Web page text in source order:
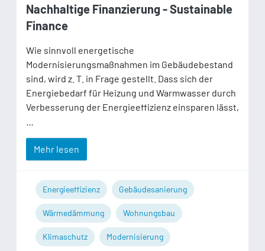
Nachhaltige Finanzierung - Sustainable
Finance
Wie sinnvoll energetische
Modernisierungsmaßnahmen im Gebäudebestand
sind, wird z. T. in Frage gestellt. Dass sich der
Energiebedarf für Heizung und Warmwasser durch
Verbesserung der Energieeffizienz einsparen lässt,
Mehr lesen
Energieeffizienz Gebäudesanierung
Wärmedämmung Wohnungsbau
Klimaschutz Modernisierung